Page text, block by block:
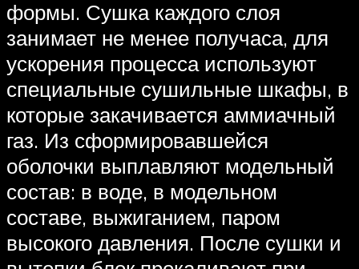
формы. Сушка каждого слоя
занимает не менее получаса, для
ускорения процесса используют
специальные сушильные шкафы, в
которые закачивается аммиачный
газ. Из сформировавшейся
оболочки выплавляют модельный
состав: в воде, в модельном
составе, выжиганием, паром
высокого давления. После сушки и